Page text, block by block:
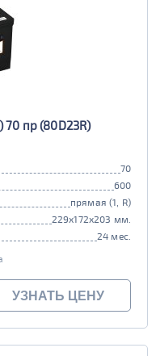
70 пр (80D23R)
70
600
прямая (1, R)
229x172x203 мм.
24 мес.
УЗНАТЬ ЦЕНУ